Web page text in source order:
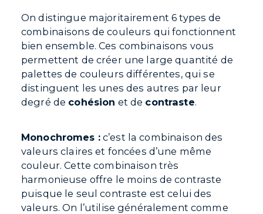
PORTFOLIO
CONTACTEZ-NOUS
ENGLISH
AGENCE
88 Rue Saint-Vallier O
Québec, QC G1K 1J8
(418) 271-9754
contact@impaktsci.co
On distingue majoritairement 6 types de
combinaisons de couleurs qui fonctionnent
bien ensemble. Ces combinaisons vous
permettent de créer une large quantité de
palettes de couleurs différentes, qui se
distinguent les unes des autres par leur
degré de cohésion et de contraste.
Monochromes :c’est la combinaison des
valeurs claires et foncées d’une même
couleur. Cette combinaison très
harmonieuse offre le moins de contraste
puisque le seul contraste est celui des
valeurs. On l’utilise généralement comme